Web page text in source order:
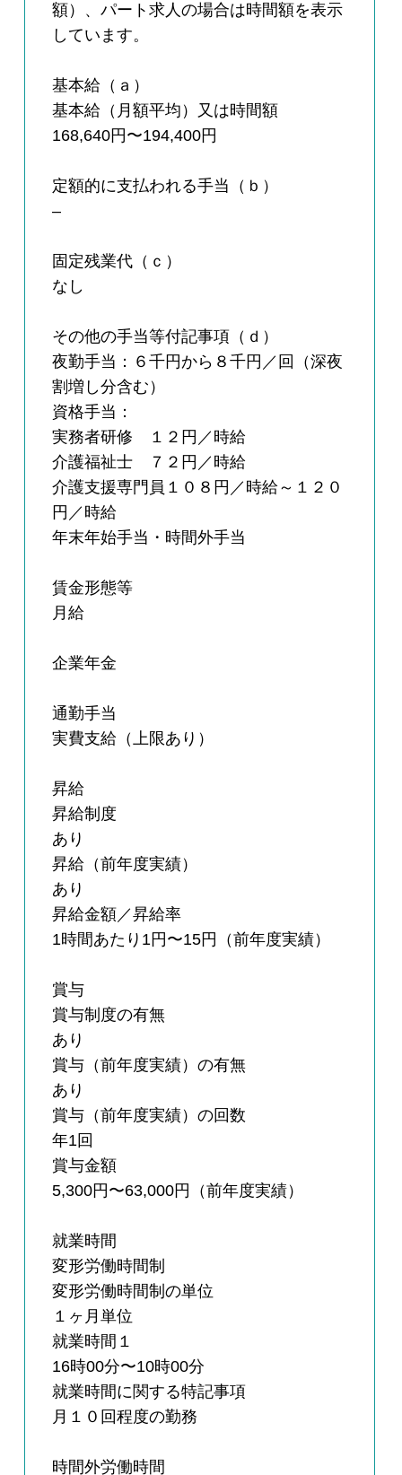
額）、パート求人の場合は時間額を表示
しています。
基本給（ａ）
基本給（月額平均）又は時間額
168,640円〜194,400円
定額的に支払われる手当（ｂ）
–
固定残業代（ｃ）
なし
その他の手当等付記事項（ｄ）
夜勤手当：６千円から８千円／回（深夜
割増し分含む）
資格手当：
実務者研修 １２円／時給
介護福祉士 ７２円／時給
介護支援専門員１０８円／時給～１２０
円／時給
年末年始手当・時間外手当
賃金形態等
月給
企業年金
通勤手当
実費支給（上限あり）
昇給
昇給制度
あり
昇給（前年度実績）
あり
昇給金額／昇給率
1時間あたり1円〜15円（前年度実績）
賞与
賞与制度の有無
あり
賞与（前年度実績）の有無
あり
賞与（前年度実績）の回数
年1回
賞与金額
5,300円〜63,000円（前年度実績）
就業時間
変形労働時間制
変形労働時間制の単位
１ヶ月単位
就業時間１
16時00分〜10時00分
就業時間に関する特記事項
月１０回程度の勤務
時間外労働時間